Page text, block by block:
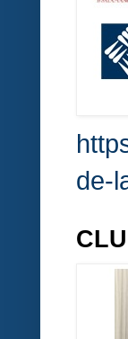
de-